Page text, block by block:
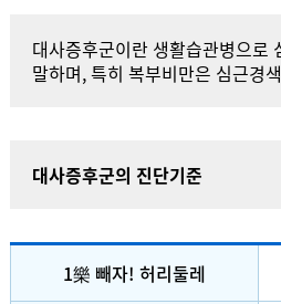
대사증후군이란 생활습관병으로
말하며, 특히 복부비만은 심근경
대사증후군의 진단기준
1樂 빼자! 허리둘레